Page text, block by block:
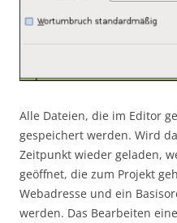
Alle Dateien, die im Editor
gespeichert werden. Wird
Zeitpunkt wieder geladen,
geöffnet, die zum Projekt
Webadresse und ein
werden. Das Bearbeiten